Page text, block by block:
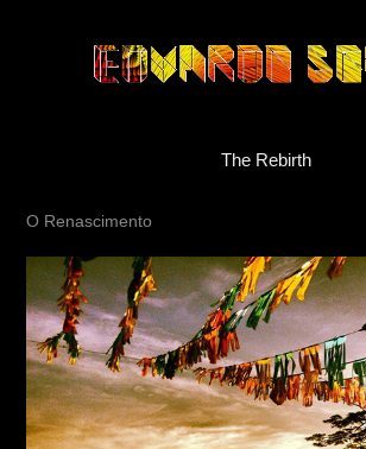
The Rebirth
O Renascimento